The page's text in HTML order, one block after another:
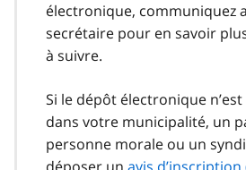
électronique, communiquez
secrétaire pour en savoir
à suivre.
Si le dépôt électronique
dans votre municipalité, un
personne morale ou un